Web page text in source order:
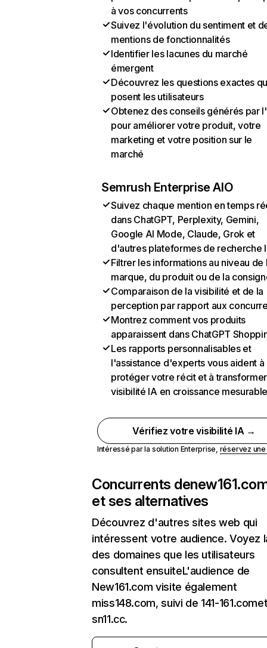
à vos concurrents
Suivez l'évolution du sentiment et
mentions de fonctionnalités
Identifier les lacunes du marché
émergent
Découvrez les questions exactes
posent les utilisateurs
Obtenez des conseils générés par
pour améliorer votre produit, votre
marketing et votre position sur le
marché
Semrush Enterprise AIO
Suivez chaque mention en temps
dans ChatGPT, Perplexity, Gemini,
Google AI Mode, Claude, Grok et
d'autres plateformes de recherche
Filtrer les informations au niveau de
marque, du produit ou de la
Comparaison de la visibilité et de la
perception par rapport aux
Montrez comment vos produits
apparaissent dans ChatGPT
Les rapports personnalisables et
l'assistance d'experts vous aident à
protéger votre récit et à
visibilité IA en croissance
Vérifiez votre visibilité IA →
Intéressé par la solution Enterprise, réservez
Concurrents de
et ses alternatives
Découvrez d'autres sites web qui
intéressent votre audience. Voyez
des domaines que les utilisateurs
consultent ensuiteL'audience de
New161.com visite également
miss148.com, suivi de 141-
sn11.cc.